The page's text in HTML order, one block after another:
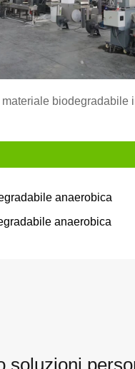
biodegradabile
anaerobica
anaerobica
soluzioni